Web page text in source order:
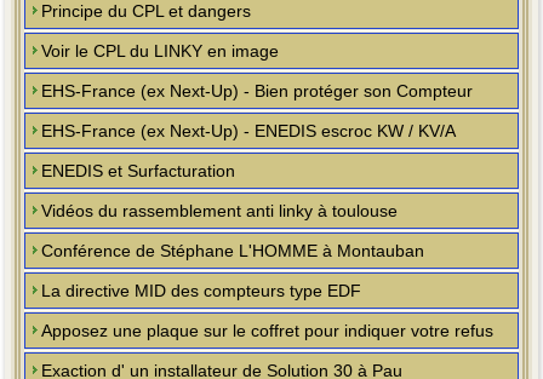
Principe du CPL et dangers
Voir le CPL du LINKY en image
EHS-France (ex Next-Up) - Bien protéger son Compteur
EHS-France (ex Next-Up) - ENEDIS escroc KW / KV/A
ENEDIS et Surfacturation
Vidéos du rassemblement anti linky à toulouse
Conférence de Stéphane L'HOMME à Montauban
La directive MID des compteurs type EDF
Apposez une plaque sur le coffret pour indiquer votre refus
Exaction d' un installateur de Solution 30 à Pau